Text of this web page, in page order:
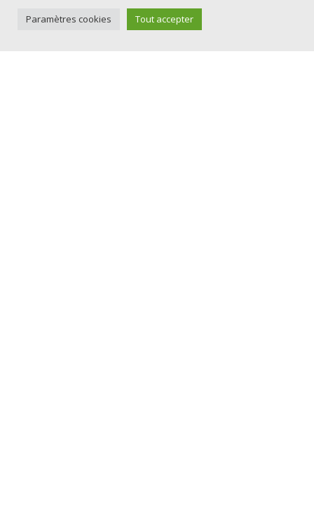
;
Paramètres cookies Tout accepter